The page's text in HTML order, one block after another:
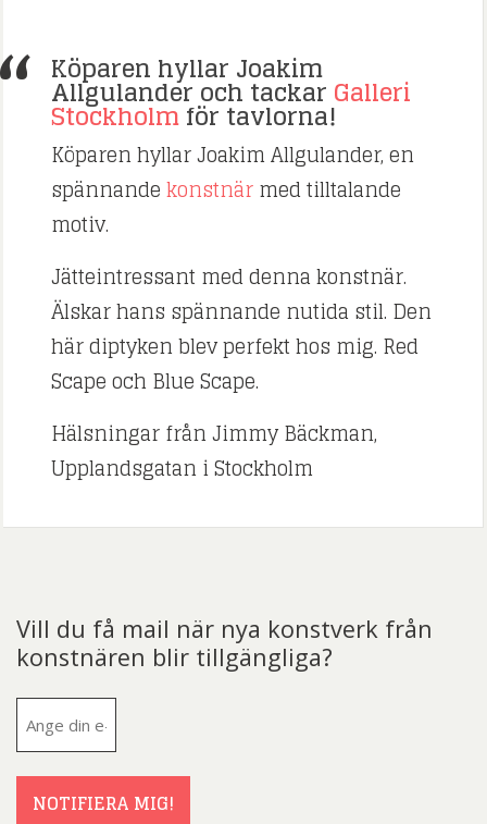
Köparen hyllar Joakim
Allgulander och tackar Galleri
Stockholmför tavlorna!
Köparen hyllar Joakim Allgulander, en
spännandekonstnärmed tilltalande
motiv.
Jätteintressant med denna konstnär.
Älskar hans spännande nutida stil. Den
här diptyken blev perfekt hos mig. Red
Scape och Blue Scape.
Hälsningar från Jimmy Bäckman,
Upplandsgatan i Stockholm
Vill du få mail när nya konstverk från
konstnären blir tillgängliga?
NOTIFIERA MIG!